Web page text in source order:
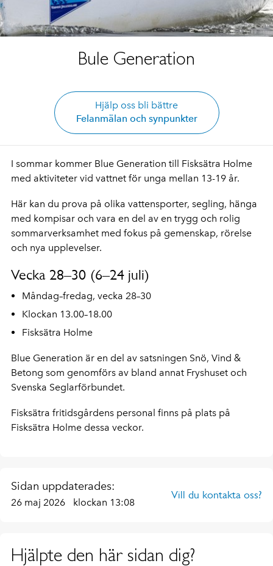
Bule Generation
Hjälp oss bli bättre
Felanmälan och synpunkter
I sommar kommer Blue Generation till Fisksätra Holme
med aktiviteter vid vattnet för unga mellan 13-19 år.
Här kan du prova på olika vattensporter, segling, hänga
med kompisar och vara en del av en trygg och rolig
sommarverksamhet med fokus på gemenskap, rörelse
och nya upplevelser.
Vecka 28–30 (6–24 juli)
Måndag–fredag, vecka 28–30
Klockan 13.00–18.00
Fisksätra Holme
Blue Generation är en del av satsningen Snö, Vind &
Betong som genomförs av bland annat Fryshuset och
Svenska Seglarförbundet.
Fisksätra fritidsgårdens personal finns på plats på
Fisksätra Holme dessa veckor.
Sidan uppdaterades:
26 maj 2026 klockan 13:08
Vill du kontakta oss?
Hjälpte den här sidan dig?